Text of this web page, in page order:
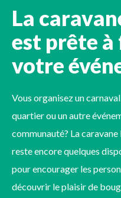
La
est prête
votre
Vous organisez un
quartier ou un autre
communauté? La
reste encore quelques
pour encourager les
découvrir le plaisir de